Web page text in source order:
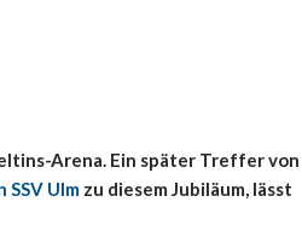
Arena. Ein später Treffer von
SSV Ulm zu diesem Jubiläum, lässt